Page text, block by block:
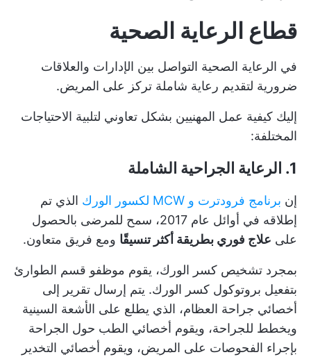
قطاع الرعاية الصحية
في الرعاية الصحية التواصل بين الإدارات والعلاقات
ضرورية لتقديم رعاية شاملة تركز على المريض.
إليك كيفية عمل المهنيين بشكل تعاوني لتلبية الاحتياجات
المختلفة:
1. الرعاية الجراحية الشاملة
إن برنامج فرودترت و MCW لكسور الورك
الذي تم
إطلاقه في أوائل عام 2017، سمح للمرضى بالحصول
على علاج فوري بطريقة أكثر تنسيقًا ومع فريق متعاون.
بمجرد تشخيص كسر الورك، يقوم موظفو قسم الطوارئ
بتفعيل بروتوكول كسر الورك. يتم إرسال تقرير إلى
أخصائي جراحة العظام، الذي يطلع على الأشعة السينية
ويخطط للجراحة، ويقوم أخصائي الطب حول الجراحة
بإجراء الفحوصات على المريض، ويقوم أخصائي التخدير